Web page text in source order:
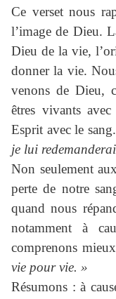
Ce verset nous
l’image de Dieu.
Dieu de la vie,
donner la vie.
venons de Dieu,
êtres vivants
Esprit avec le
je lui
Non seulement
perte de notre
quand nous
notamment à
comprenons
vie pour vie. »
Résumons : à